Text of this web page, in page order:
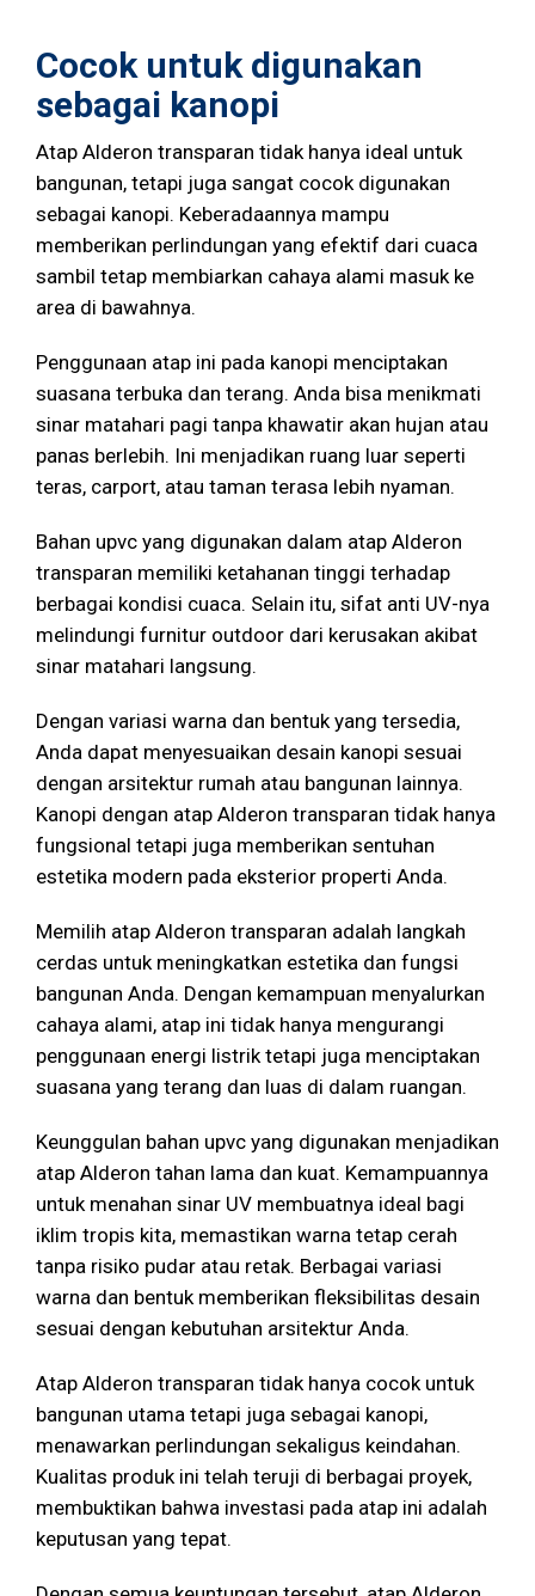
Cocok untuk digunakan
sebagai kanopi
Atap Alderon transparan tidak hanya ideal untuk
bangunan, tetapi juga sangat cocok digunakan
sebagai kanopi. Keberadaannya mampu
memberikan perlindungan yang efektif dari cuaca
sambil tetap membiarkan cahaya alami masuk ke
area di bawahnya.
Penggunaan atap ini pada kanopi menciptakan
suasana terbuka dan terang. Anda bisa menikmati
sinar matahari pagi tanpa khawatir akan hujan atau
panas berlebih. Ini menjadikan ruang luar seperti
teras, carport, atau taman terasa lebih nyaman.
Bahan upvc yang digunakan dalam atap Alderon
transparan memiliki ketahanan tinggi terhadap
berbagai kondisi cuaca. Selain itu, sifat anti UV-nya
melindungi furnitur outdoor dari kerusakan akibat
sinar matahari langsung.
Dengan variasi warna dan bentuk yang tersedia,
Anda dapat menyesuaikan desain kanopi sesuai
dengan arsitektur rumah atau bangunan lainnya.
Kanopi dengan atap Alderon transparan tidak hanya
fungsional tetapi juga memberikan sentuhan
estetika modern pada eksterior properti Anda.
Memilih atap Alderon transparan adalah langkah
cerdas untuk meningkatkan estetika dan fungsi
bangunan Anda. Dengan kemampuan menyalurkan
cahaya alami, atap ini tidak hanya mengurangi
penggunaan energi listrik tetapi juga menciptakan
suasana yang terang dan luas di dalam ruangan.
Keunggulan bahan upvc yang digunakan menjadikan
atap Alderon tahan lama dan kuat. Kemampuannya
untuk menahan sinar UV membuatnya ideal bagi
iklim tropis kita, memastikan warna tetap cerah
tanpa risiko pudar atau retak. Berbagai variasi
warna dan bentuk memberikan fleksibilitas desain
sesuai dengan kebutuhan arsitektur Anda.
Atap Alderon transparan tidak hanya cocok untuk
bangunan utama tetapi juga sebagai kanopi,
menawarkan perlindungan sekaligus keindahan.
Kualitas produk ini telah teruji di berbagai proyek,
membuktikan bahwa investasi pada atap ini adalah
keputusan yang tepat.